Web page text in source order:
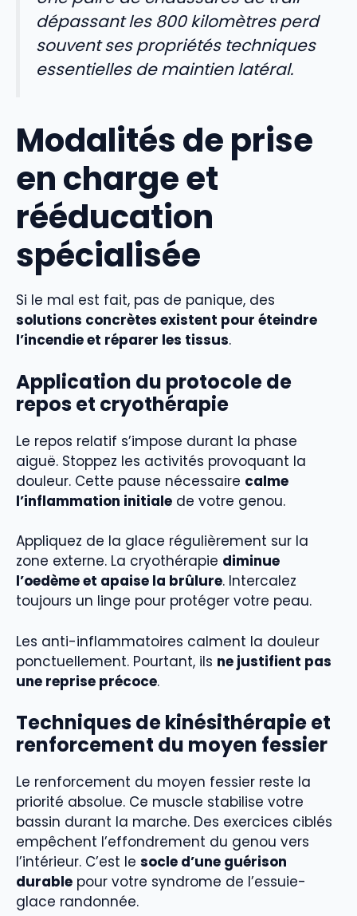
dépassant les 800 kilomètres perd
souvent ses propriétés techniques
essentielles de maintien latéral.
Modalités de prise
en charge et
rééducation
spécialisée
Si le mal est fait, pas de panique, des
solutions concrètes existent pour éteindre
l’incendie et réparer les tissus.
Application du protocole de
repos et cryothérapie
Le repos relatif s’impose durant la phase
aiguë. Stoppez les activités provoquant la
douleur. Cette pause nécessaire calme
l’inflammation initiale de votre genou.
Appliquez de la glace régulièrement sur la
zone externe. La cryothérapie diminue
l’oedème et apaise la brûlure. Intercalez
toujours un linge pour protéger votre peau.
Les anti-inflammatoires calment la douleur
ponctuellement. Pourtant, ils ne justifient pas
une reprise précoce.
Techniques de kinésithérapie et
renforcement du moyen fessier
Le renforcement du moyen fessier reste la
priorité absolue. Ce muscle stabilise votre
bassin durant la marche. Des exercices ciblés
empêchent l’effondrement du genou vers
l’intérieur. C’est le socle d’une guérison
durable pour votre syndrome de l’essuie-
glace randonnée.